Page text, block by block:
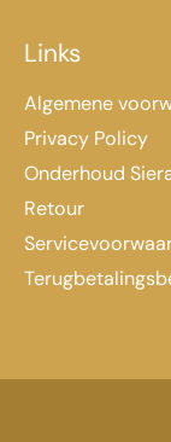
Links
Algemene
Privacy Policy
Onderhoud
Retour